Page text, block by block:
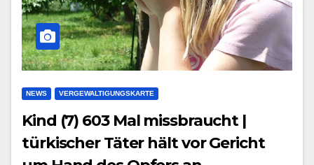
NEWS VERGEWALTIGUNGSKARTE
Kind (7) 603 Mal missbraucht |
türkischer Täter hält vor Gericht